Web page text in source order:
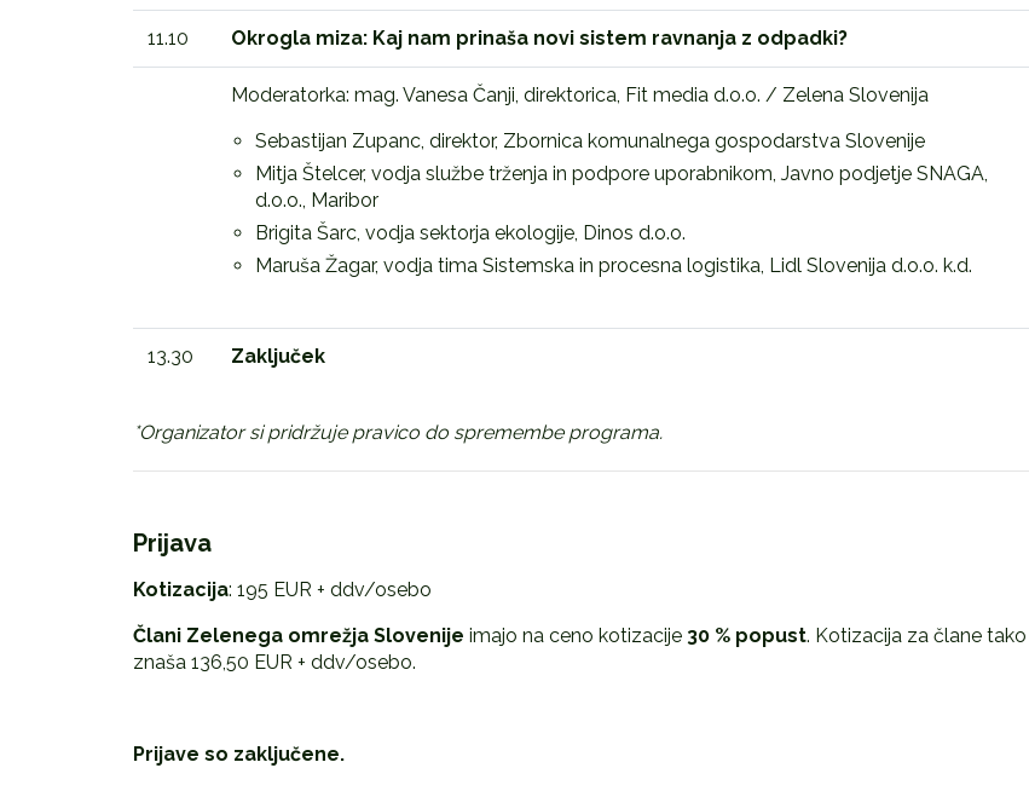
11.10 Okrogla miza: Kaj nam prinaša novi sistem ravnanja z odpadki?
Moderatorka: mag. Vanesa Čanji, direktorica, Fit media d.o.o. / Zelena Slovenija
Sebastijan Zupanc, direktor, Zbornica komunalnega gospodarstva Slovenije
Mitja Štelcer, vodja službe trženja in podpore uporabnikom, Javno podjetje SNAGA,
d.o.o., Maribor
Brigita Šarc, vodja sektorja ekologije, Dinos d.o.o.
Maruša Žagar, vodja tima Sistemska in procesna logistika, Lidl Slovenija d.o.o. k.d.
13.30 Zaključek
*Organizator si pridržuje pravico do spremembe programa.
Prijava
Kotizacija: 195 EUR + ddv/osebo
Člani Zelenega omrežja Slovenije imajo na ceno kotizacije30 % popust. Kotizacija za člane tako
znaša 136,50 EUR + ddv/osebo.
Prijave so zaključene.